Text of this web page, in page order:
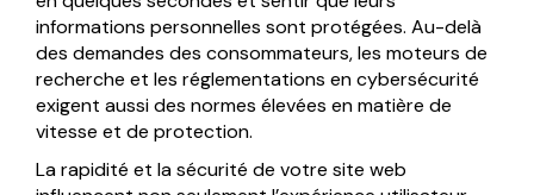
Brand Book
Soluciones TI
Página web para Agencias de Viaje
Página web para Hoteles
Página web para Restaurantes
MARKETING DIGITAL
Marketing por Facebook
BLOG
CONTÁCTANOS
informations personnelles sont protégées. Au-delà
des demandes des consommateurs, les moteurs de
recherche et les réglementations en cybersécurité
exigent aussi des normes élevées en matière de
vitesse et de protection.
La rapidité et la sécurité de votre site web